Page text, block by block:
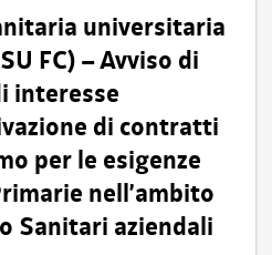
universitaria
FC) – Avviso di
interesse
di contratti
per le esigenze
nell’ambito
Sanitari aziendali